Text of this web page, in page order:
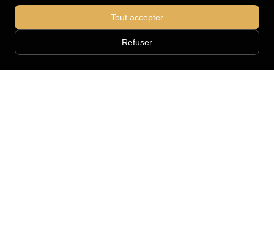
Tout accepter
Refuser
Le réseau SOCOREBAT
Agences